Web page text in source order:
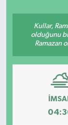
Kullar,
olduğunu
Ramazan